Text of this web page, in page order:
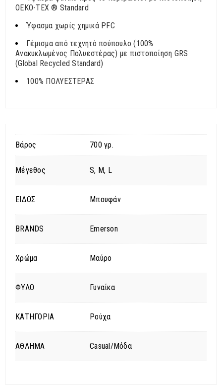
OEKO-TEX ® Standard
Ύφασμα χωρίς χημικά PFC
Γέμισμα από τεχνητό πούπουλο (100%
Ανακυκλωμένος Πολυεστέρας) με πιστοποίηση GRS
(Global Recycled Standard)
100% ΠΟΛΥΕΣΤΕΡΑΣ
Βάρος 700 γρ.
Μέγεθος S, M, L
ΕΙΔΟΣ Μπουφάν
BRANDS Emerson
Χρώμα Μαύρο
ΦΥΛΟ Γυναίκα
ΚΑΤΗΓΟΡΙΑ Ρούχα
ΑΘΛΗΜΑ Casual/Μόδα